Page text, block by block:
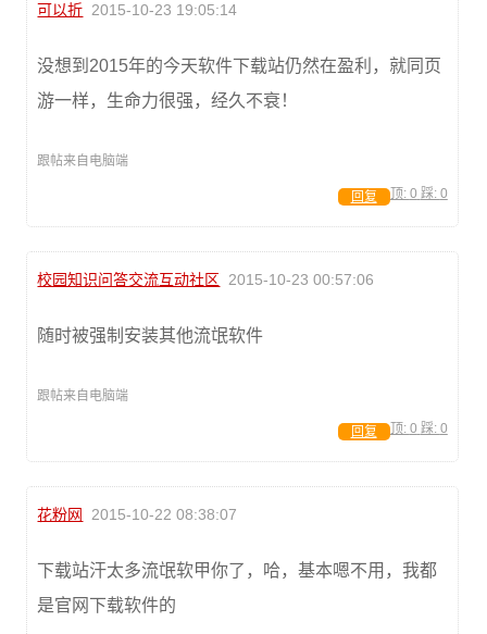
可以折 2015-10-23 19:05:14
没想到2015年的今天软件下载站仍然在盈利，就同页
游一样，生命力很强，经久不衰！
跟帖来自电脑端
顶: 0 踩: 0
回复
校园知识问答交流互动社区 2015-10-23 00:57:06
随时被强制安装其他流氓软件
跟帖来自电脑端
顶: 0 踩: 0
回复
花粉网 2015-10-22 08:38:07
下载站汗太多流氓软甲你了，哈，基本嗯不用，我都
是官网下载软件的